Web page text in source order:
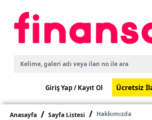
Giriş Yap /Kayıt Ol Ücretsiz
Anasayfa Sayfa Listesi Hakkımızda